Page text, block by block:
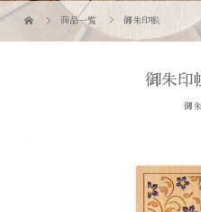
商品一覧 御朱印帳
御朱
御